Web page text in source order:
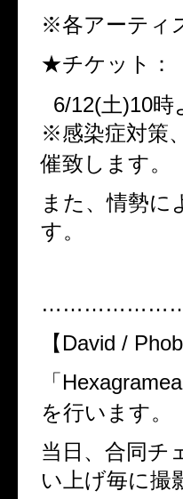
※各アーティ
★チケット：
6/12(土)10
※感染症対策
催致します。
また、情勢に
す。
【David /
「
を行います。
当日、合同チ
い上げ毎に撮